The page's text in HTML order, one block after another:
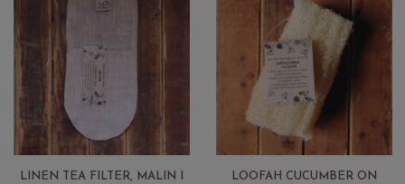
LINEN TEA FILTER, MALIN I
LOOFAH CUCUMBER ON